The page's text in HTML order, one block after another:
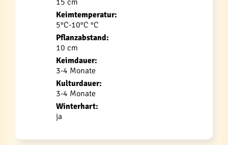
15 cm
Keimtemperatur:
5°C-10°C °C
Pflanzabstand:
10 cm
Keimdauer:
3-4 Monate
Kulturdauer:
3-4 Monate
Winterhart:
ja